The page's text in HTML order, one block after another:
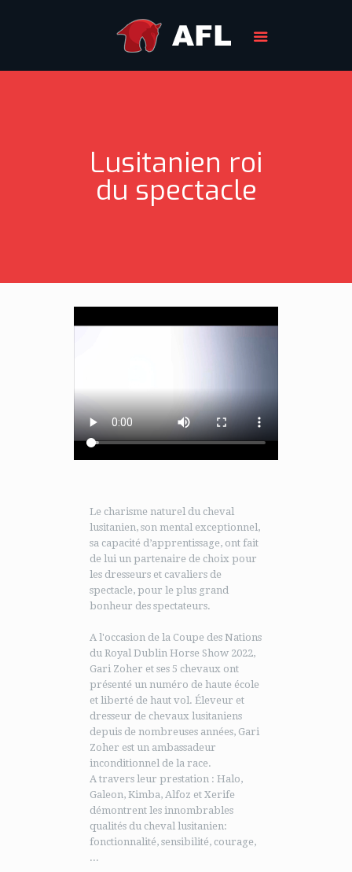
Lusitanien roi
du spectacle
Le charisme naturel du cheval
lusitanien, son mental exceptionnel,
sa capacité d’apprentissage, ont fait
de lui un partenaire de choix pour
les dresseurs et cavaliers de
spectacle, pour le plus grand
bonheur des spectateurs.
A l'occasion de la Coupe des Nations
du Royal Dublin Horse Show 2022,
Gari Zoher et ses 5 chevaux ont
présenté un numéro de haute école
et liberté de haut vol. Éleveur et
dresseur de chevaux lusitaniens
depuis de nombreuses années, Gari
Zoher est un ambassadeur
inconditionnel de la race.
A travers leur prestation : Halo,
Galeon, Kimba, Alfoz et Xerife
démontrent les innombrables
qualités du cheval lusitanien:
fonctionnalité, sensibilité, courage,
...